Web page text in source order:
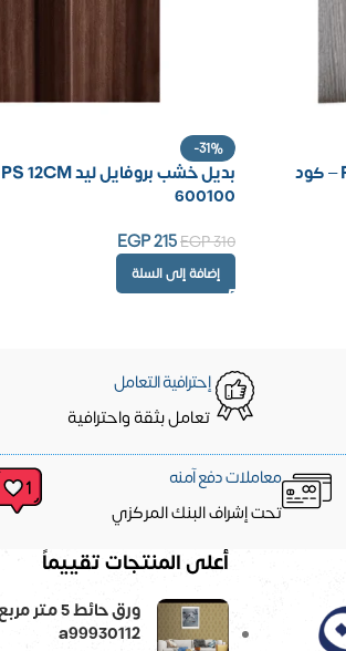
بديل خشب بروفايل ليد PS 12CM – كود
-31%
600100
EGP310
EGP215
إضافة إلى السلة
إحترافية التعامل
تعامل بثقة واحترافية
معاملات دفع آمنه
تحت إشراف البنك المركزي
أعلى المنتجات تقييماً
a99930112